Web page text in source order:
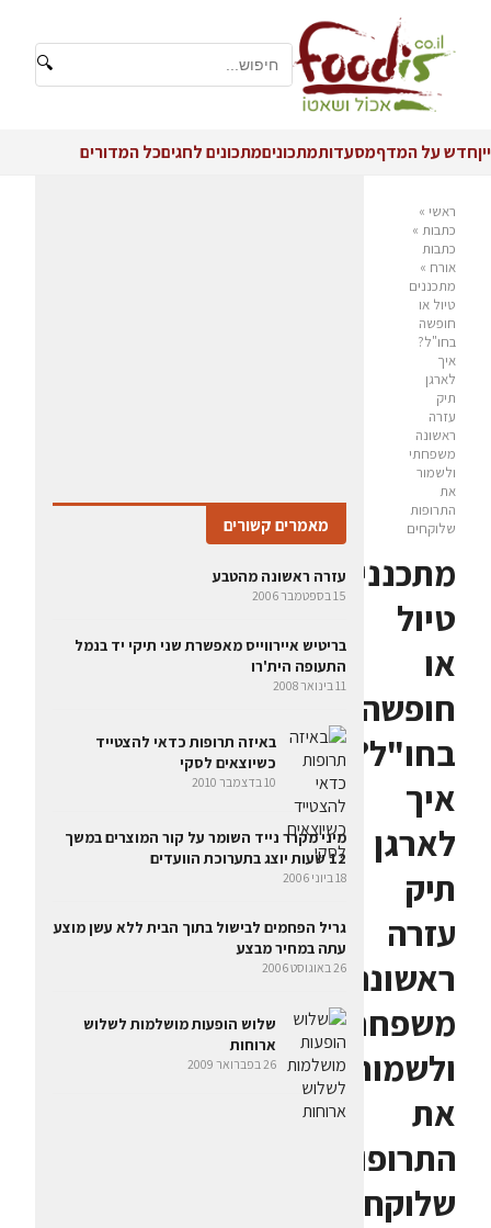
🔍
ייןחדש על המדףמסעדותמתכוניםמתכונים לחגיםכל המדורים
ראשי »
כתבות »
כתבות
אורח »
מתכננים
טיול או
חופשה
בחו"ל?
איך
לארגן
תיק
עזרה
ראשונה
משפחתי
ולשמור
את
התרופות
שלוקחים
מתכננים
טיול
או
חופשה
בחו"ל?
איך
לארגן
תיק
עזרה
ראשונה
משפחתי
ולשמור
את
התרופות
שלוקחים
מאמרים קשורים
עזרה ראשונה מהטבע
15 בספטמבר 2006
בריטיש איירווייס מאפשרת שני תיקי יד בנמל
התעופה הית'רו
11 בינואר 2008
באיזה תרופות כדאי להצטייד
כשיוצאים לסקי
10 בדצמבר 2010
מיני מקרר נייד השומר על קור המוצרים במשך
12 שעות יוצג בתערוכת הוועדים
18 ביוני 2006
גריל הפחמים לבישול בתוך הבית ללא עשן מוצע
עתה במחיר מבצע
26 באוגוסט 2006
שלוש הופעות מושלמות לשלוש
ארוחות
26 בפברואר 2009